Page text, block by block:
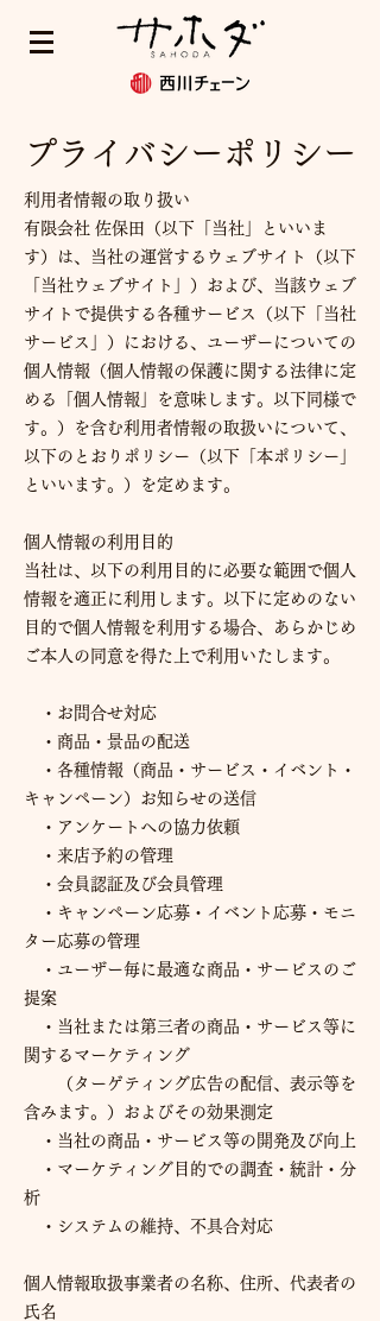
プライバシーポリシー
利用者情報の取り扱い
有限会社 佐保田（以下「当社」といいま
す）は、当社の運営するウェブサイト（以下
「当社ウェブサイト」）および、当該ウェブ
サイトで提供する各種サービス（以下「当社
サービス」）における、ユーザーについての
個人情報（個人情報の保護に関する法律に定
める「個人情報」を意味します。以下同様で
す。）を含む利用者情報の取扱いについて、
以下のとおりポリシー（以下「本ポリシー」
といいます。）を定めます。
個人情報の利用目的
当社は、以下の利用目的に必要な範囲で個人
情報を適正に利用します。以下に定めのない
目的で個人情報を利用する場合、あらかじめ
ご本人の同意を得た上で利用いたします。
・お問合せ対応
・商品・景品の配送
・各種情報（商品・サービス・イベント・
キャンペーン）お知らせの送信
・アンケートへの協力依頼
・来店予約の管理
・会員認証及び会員管理
・キャンペーン応募・イベント応募・モニ
ター応募の管理
・ユーザー毎に最適な商品・サービスのご
提案
・当社または第三者の商品・サービス等に
関するマーケティング
（ターゲティング広告の配信、表示等を
含みます。）およびその効果測定
・当社の商品・サービス等の開発及び向上
・マーケティング目的での調査・統計・分
析
・システムの維持、不具合対応
個人情報取扱事業者の名称、住所、代表者の
氏名